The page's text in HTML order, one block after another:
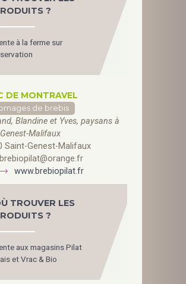
?
à la ferme sur
DE MONTRAVEL
de brebis
Blandine et Yves, paysans à
Malifaux
Saint-Genest-Malifaux
brebiopilat@orange.fr
www.brebiopilat.fr
TROUVER LES
?
aux magasins Pilat
et Vrac & Bio